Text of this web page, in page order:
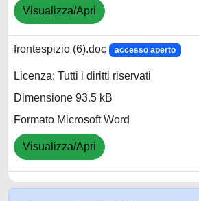
Visualizza/Apri
frontespizio (6).doc accesso aperto
Licenza: Tutti i diritti riservati
Dimensione 93.5 kB
Formato Microsoft Word
Visualizza/Apri